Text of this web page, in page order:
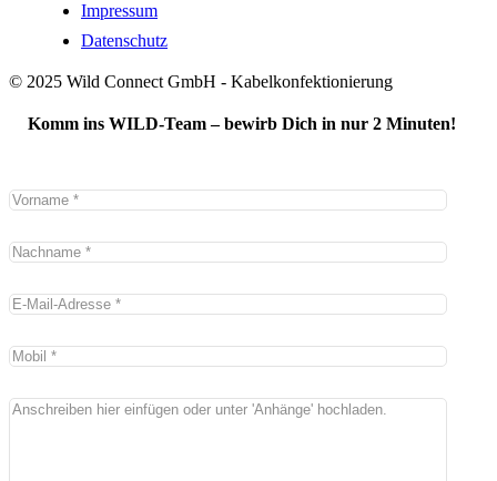
Impressum
Datenschutz
© 2025 Wild Connect GmbH - Kabelkonfektionierung
Komm ins WILD-Team – bewirb Dich in nur 2 Minuten!